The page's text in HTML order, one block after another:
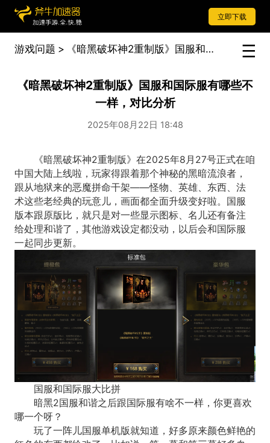
立即下载
游戏问题 > 《暗黑破坏神2重制版》国服和国际服有哪些不一样，对比分析
《暗黑破坏神2重制版》国服和国际服有哪些不
一样，对比分析
2025年08月22日 18:48
《暗黑破坏神2重制版》在2025年8月27号正式在咱
中国大陆上线啦，玩家得跟着那个神秘的黑暗流浪者，
跟从地狱来的恶魔拼命干架——怪物、英雄、东西、法
术这些老经典的玩意儿，画面都全面升级变好啦。 国服
版本跟原版比，就只是对一些显示图标、名儿还有备注
给处理和谐了，其他游戏设定都没动，以后会和国际服
一起同步更新。
国服和国际服大比拼
暗黑2国服和谐之后跟国际服有啥不一样，你更喜欢
哪一个呀？
玩了一阵儿国服单机版就知道，好多原来颜色鲜艳的